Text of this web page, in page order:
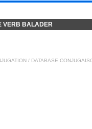
VERB BALADER
/ DATABASE